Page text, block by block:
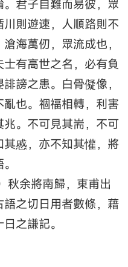
君子自難而易彼，眾
則遊速，人順路則不
海萬仞，眾流成也，
有高世之名，必有負
謗之患。白骨儗像，
也。祻福相轉，利害
。不可見其耑，不可
慼，亦不知其懽，將
秋余將南歸，東甫出
之切日用者數條，藉
之謙記。